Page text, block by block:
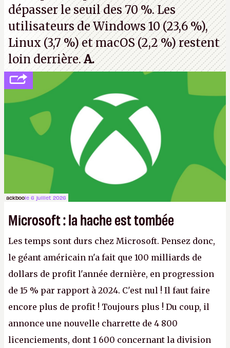
dépasser le seuil des 70 %. Les
utilisateurs de Windows 10 (23,6 %),
Linux (3,7 %) et macOS (2,2 %) restent
loin derrière.A.
ackboole 6 juillet 2026
Microsoft : la hache est tombée
Les temps sont durs chez Microsoft. Pensez donc,
le géant américain n'a fait que 100 milliards de
dollars de profit l'année dernière, en progression
de 15 % par rapport à 2024. C'est nul ! Il faut faire
encore plus de profit ! Toujours plus ! Du coup, il
annonce une nouvelle charrette de 4 800
licenciements, dont 1 600 concernant la division